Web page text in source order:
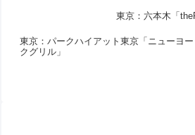
東京：六本木「
東京：パークハイアット東京「ニューヨー
クグリル」